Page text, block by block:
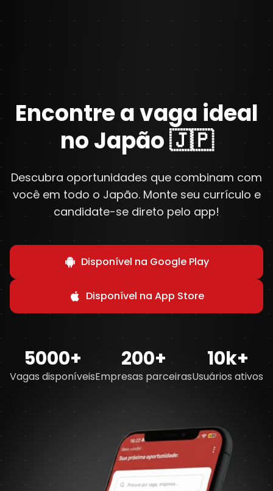
Encontre a vaga ideal
no Japão 🇯🇵
Descubra oportunidades que combinam com
você em todo o Japão. Monte seu currículo e
candidate-se direto pelo app!
Disponível na Google Play
Disponível na App Store
5000+
Vagas disponíveis
200+
Empresas parceiras
10k+
Usuários ativos